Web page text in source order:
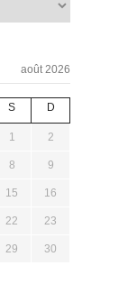
août 2026
S D
1 2
8 9
15 16
22 23
29 30